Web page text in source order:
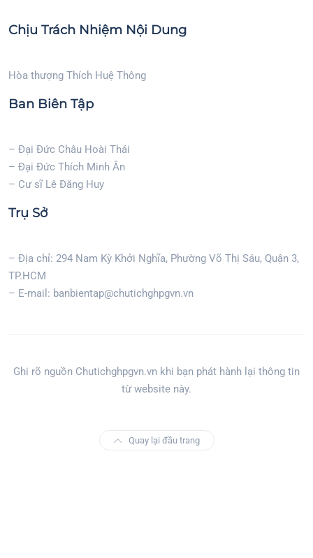
Chịu Trách Nhiệm Nội Dung
Hòa thượng Thích Huệ Thông
Ban Biên Tập
– Đại Đức Châu Hoài Thái
– Đại Đức Thích Minh Ân
– Cư sĩ Lê Đăng Huy
Trụ Sở
– Địa chỉ: 294 Nam Kỳ Khởi Nghĩa, Phường Võ Thị Sáu, Quận 3,
TP.HCM
– E-mail: banbientap@chutichghpgvn.vn
Ghi rõ nguồn Chutichghpgvn.vn khi bạn phát hành lại thông tin
từ website này.
Quay lại đầu trang